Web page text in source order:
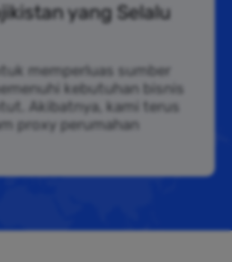
yang Selalu
memperluas sumber
kebutuhan bisnis
Akibatnya, kami terus
proxy perumahan